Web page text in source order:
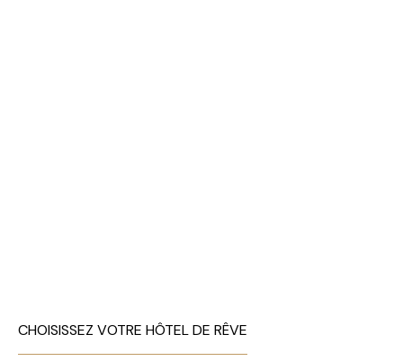
CHOISISSEZ VOTRE HÔTEL DE RÊVE